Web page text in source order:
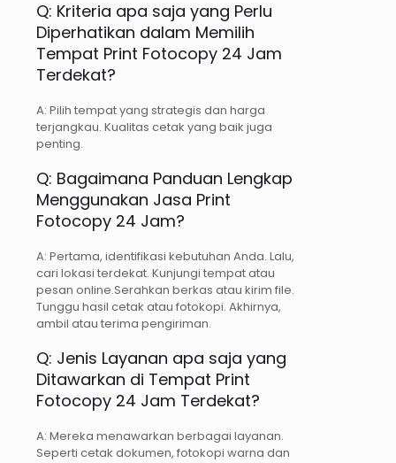
Q: Kriteria apa saja yang Perlu
Diperhatikan dalam Memilih
Tempat Print Fotocopy 24 Jam
Terdekat?
A: Pilih tempat yang strategis dan harga
terjangkau. Kualitas cetak yang baik juga
penting.
Q: Bagaimana Panduan Lengkap
Menggunakan Jasa Print
Fotocopy 24 Jam?
A: Pertama, identifikasi kebutuhan Anda. Lalu,
cari lokasi terdekat. Kunjungi tempat atau
pesan online.Serahkan berkas atau kirim file.
Tunggu hasil cetak atau fotokopi. Akhirnya,
ambil atau terima pengiriman.
Q: Jenis Layanan apa saja yang
Ditawarkan di Tempat Print
Fotocopy 24 Jam Terdekat?
A: Mereka menawarkan berbagai layanan.
Seperti cetak dokumen, fotokopi warna dan